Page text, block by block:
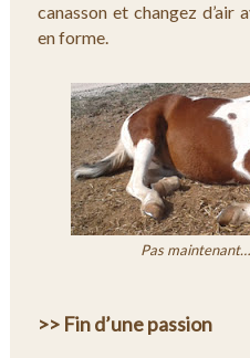
canasson et changez d’air
en forme.
Pas
>> Fin d’une passion